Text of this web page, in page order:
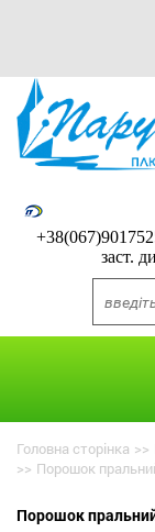
заст.
Головна сторінка >>
>> Порошок
Порошок